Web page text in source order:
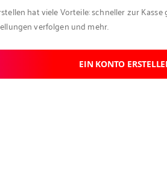
hat viele Vorteile: schneller zur Kasse
verfolgen und mehr.
EIN KONTO